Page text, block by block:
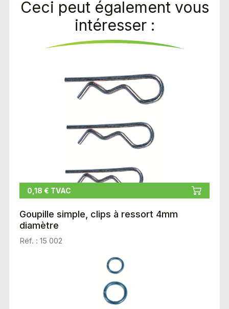
Ceci peut également vous
intéresser :
0,18 € TVAC
Goupille simple, clips à ressort 4mm
diamètre
Réf. : 15 002